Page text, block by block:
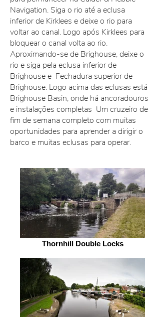
Navigation. Siga o rio até a eclusa
inferior de Kirklees e deixe o rio para
voltar ao canal. Logo após Kirklees para
bloquear o canal volta ao rio.
Aproximando-se de Brighouse, deixe o
rio e siga pela eclusa inferior de
Brighouse e Fechadura superior de
Brighouse. Logo acima das eclusas está
Brighouse Basin, onde há ancoradouros
e instalações completas Um cruzeiro de
fim de semana completo com muitas
oportunidades para aprender a dirigir o
barco e muitas eclusas para operar.
Thornhill Double Locks